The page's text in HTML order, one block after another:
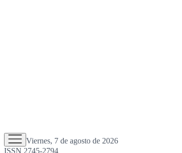
Viernes, 7 de agosto de 2026
ISSN 2745-2794